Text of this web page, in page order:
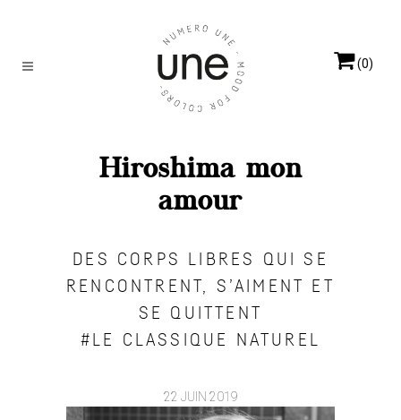
(0)
Hiroshima mon
amour
DES CORPS LIBRES QUI SE
RENCONTRENT, S’AIMENT ET
SE QUITTENT
#LE CLASSIQUE NATUREL
22 JUIN 2019